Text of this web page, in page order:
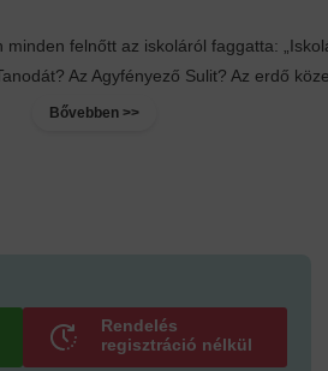
felnőtt az iskoláról faggatta:
Az Agyfényező Sulit? Az erdő
Bővebben >>
Rendelés
regisztráció nélkül